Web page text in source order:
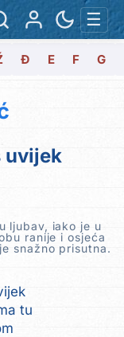
☰
Đ E F G
uvijek
ljubav, iako je u
ranije i osjeća
snažno prisutna.
tu